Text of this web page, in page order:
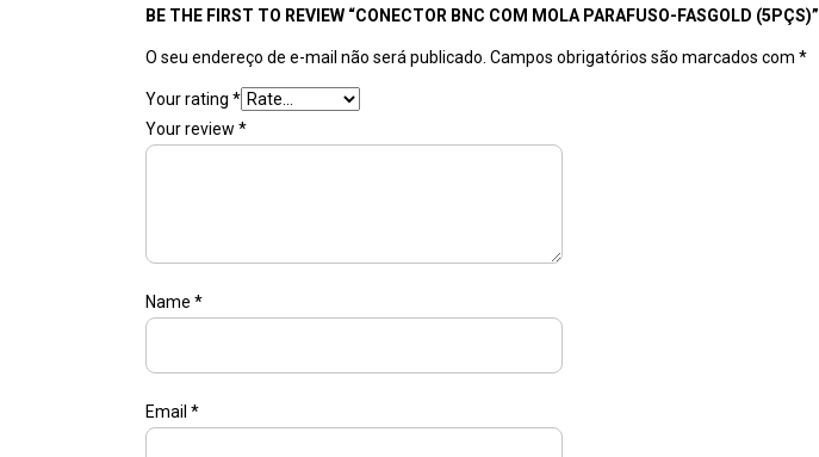
BE THE FIRST TO REVIEW “CONECTOR BNC COM MOLA PARAFUSO-FASGOLD (5PÇS)”
O seu endereço de e-mail não será publicado. Campos obrigatórios são marcados com *
Your rating *
Your review *
Name *
Email *